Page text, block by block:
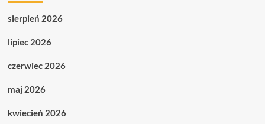
sierpień 2026
lipiec 2026
czerwiec 2026
maj 2026
kwiecień 2026